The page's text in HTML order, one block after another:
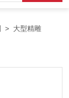
> 大型精雕